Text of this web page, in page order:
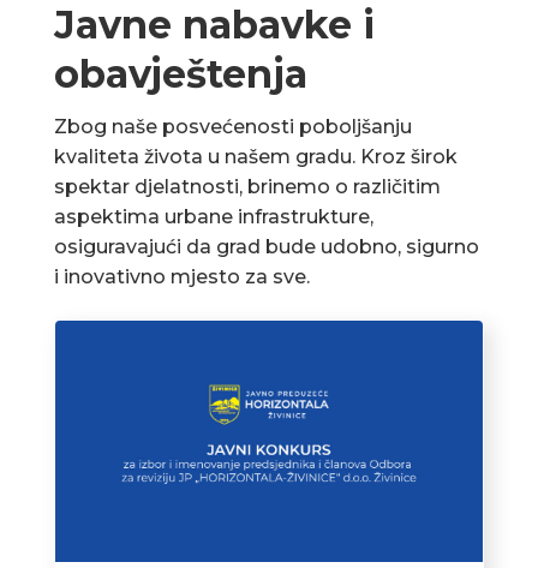
Javne nabavke i
obavještenja
Zbog naše posvećenosti poboljšanju
kvaliteta života u našem gradu. Kroz širok
spektar djelatnosti, brinemo o različitim
aspektima urbane infrastrukture,
osiguravajući da grad bude udobno, sigurno
i inovativno mjesto za sve.